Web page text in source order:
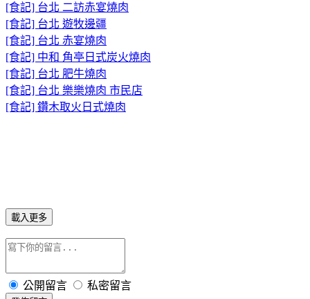
[食記] 台北 二訪赤宴燒肉
[食記] 台北 遊牧邊疆
[食記] 台北 赤宴燒肉
[食記] 中和 角亭日式炭火燒肉
[食記] 台北 肥牛燒肉
[食記] 台北 樂樂燒肉 市民店
[食記] 鑽木取火日式燒肉
載入更多
公開留言 私密留言